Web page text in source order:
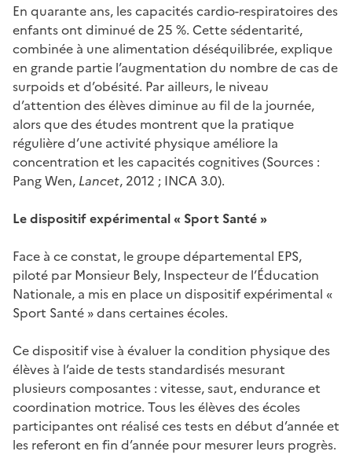
En quarante ans, les capacités cardio-respiratoires des
enfants ont diminué de 25 %. Cette sédentarité,
combinée à une alimentation déséquilibrée, explique
en grande partie l’augmentation du nombre de cas de
surpoids et d’obésité. Par ailleurs, le niveau
d’attention des élèves diminue au fil de la journée,
alors que des études montrent que la pratique
régulière d’une activité physique améliore la
concentration et les capacités cognitives (Sources :
Pang Wen, Lancet, 2012 ; INCA 3.0).
Le dispositif expérimental « Sport Santé »
Face à ce constat, le groupe départemental EPS,
piloté par Monsieur Bely, Inspecteur de l’Éducation
Nationale, a mis en place un dispositif expérimental «
Sport Santé » dans certaines écoles.
Ce dispositif vise à évaluer la condition physique des
élèves à l’aide de tests standardisés mesurant
plusieurs composantes : vitesse, saut, endurance et
coordination motrice. Tous les élèves des écoles
participantes ont réalisé ces tests en début d’année et
les referont en fin d’année pour mesurer leurs progrès.